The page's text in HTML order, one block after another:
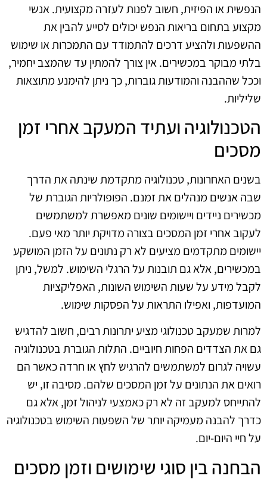
הנפשית או הפיזית, חשוב לפנות לעזרה מקצועית. אנשי
מקצוע בתחום בריאות הנפש יכולים לסייע להבין את
ההשפעות ולהציע דרכים להתמודד עם התמכרות או שימוש
בלתי מבוקר במכשירים. אין צורך להמתין עד שהמצב יחמיר,
וככל שההבנה והמודעות גוברות, כך ניתן להימנע מתוצאות
שליליות.
הטכנולוגיה ועתיד המעקב אחרי זמן
מסכים
בשנים האחרונות, טכנולוגיה מתקדמת שינתה את הדרך
שבה אנשים מנהלים את זמנם. הפופולריות הגוברת של
מכשירים ניידים ויישומים שונים מאפשרת למשתמשים
לעקוב אחרי זמן המסכים בצורה מדויקת יותר מאי פעם.
יישומים מתקדמים מציעים לא רק נתונים על הזמן המושקע
במכשירים, אלא גם תובנות על הרגלי השימוש. למשל, ניתן
לקבל מידע על שעות השימוש השונות, האפליקציות
המועדפות, ואפילו התראות על הפסקות שימוש.
למרות שמעקב טכנולוגי מציע יתרונות רבים, חשוב להדגיש
גם את הצדדים הפחות חיוביים. התלות הגוברת בטכנולוגיה
עשויה לגרום למשתמשים להרגיש לחץ או חרדה כאשר הם
רואים את הנתונים על זמן המסכים שלהם. מסיבה זו, יש
להתייחס למעקב זה לא רק כאמצעי לניהול זמן, אלא גם
כדרך להבנה מעמיקה יותר של השפעות השימוש בטכנולוגיה
על חיי היום-יום.
הבחנה בין סוגי שימושים וזמן מסכים